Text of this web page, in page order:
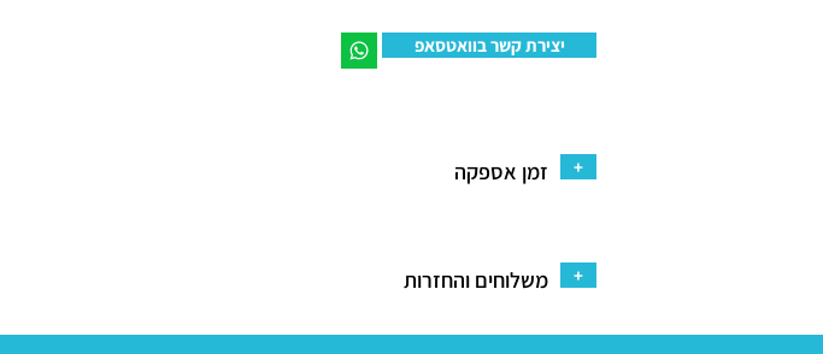
יצירת קשר בוואטסאפ
זמן אספקה +
משלוחים והחזרות +